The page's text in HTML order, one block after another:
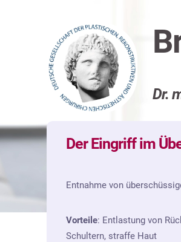
Dr.
Der Eingriff im
Entnahme von
Vorteile: Entlastung von
Schultern, straffe Haut